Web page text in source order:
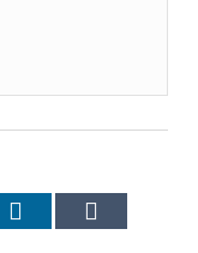
LinkedIn